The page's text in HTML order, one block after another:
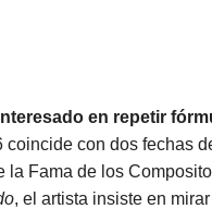
en repetir
con dos fechas
Fama de los
, el artista insiste en